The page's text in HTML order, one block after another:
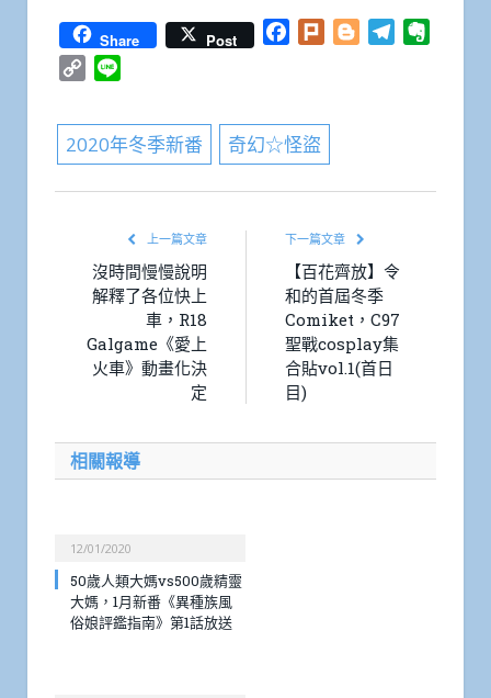
Share Post Facebook
Plurk BloggerTelegram
Copy
2020年冬季新番 奇幻☆怪盜
上一篇文章
沒時間慢慢說明
解釋了各位快上
車，R18
Galgame《愛上
火車》動畫化決
定
下一篇文章
【百花齊放】令
和的首屆冬季
Comiket，C97
聖戰cosplay集
合貼vol.1(首日
目)
相關報導
12/01/2020
50歲人類大媽vs500歲精靈
大媽，1月新番《異種族風
俗娘評鑑指南》第1話放送